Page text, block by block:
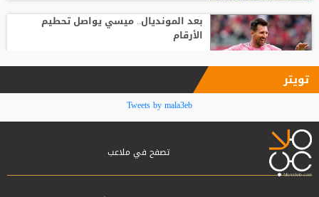
بعد المونديال.. ميسي يواصل تحطيم
الأرقام
قبل أن يلمس الكرة.. بالأرقام طرابزون
يحصد ثمار التعاقد مع محمد صلاح
تويتر
Tweets by mala3eb
تصفح في ملاعب